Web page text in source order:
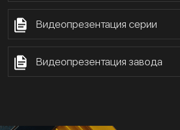
Видеопрезентация серии
Видеопрезентация завода